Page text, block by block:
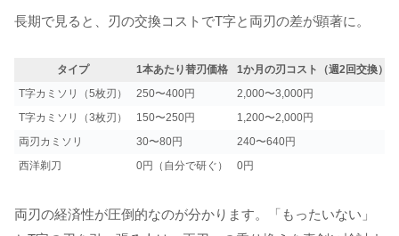
長期で見ると、刃の交換コストでT字と両刃の差が顕著に。
タイプ 1本あたり替刃価格
1か月の刃コスト（週2回交換）
T字カミソリ（5枚刃）
250〜400円
2,000〜3,000円
T字カミソリ（3枚刃）
150〜250円
1,200〜2,000円
両刃カミソリ
30〜80円
240〜640円
西洋剃刀
0円（自分で研ぐ） 0円
両刃の経済性が圧倒的なのが分かります。「もったいない」